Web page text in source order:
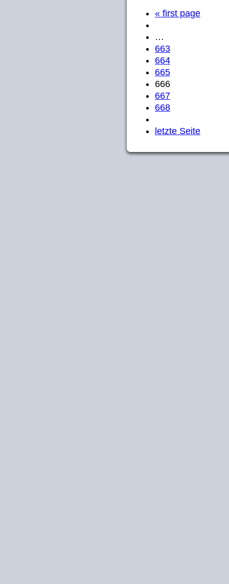
« first page
…
663
664
665
666
667
668
letzte Seite